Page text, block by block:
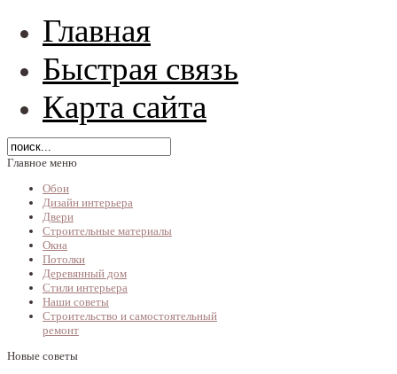
Главная
Быстрая связь
Карта сайта
Главное меню
Обои
Дизайн интерьера
Двери
Строительные материалы
Окна
Потолки
Деревянный дом
Стили интерьера
Наши советы
Строительство и самостоятельный
ремонт
Новые советы